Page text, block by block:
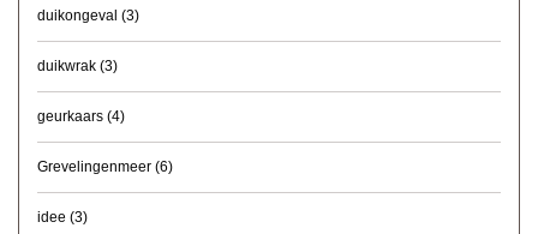
duikongeval (3)
duikwrak (3)
geurkaars (4)
Grevelingenmeer (6)
idee (3)